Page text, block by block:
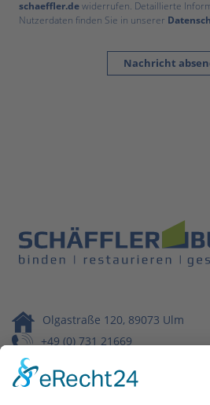
schaeffler.dewiderrufen. Detaillierte
Nutzerdaten finden Sie in unserer
Nachricht
Olgastraße 120, 89073 Ulm
+49 (0) 731 21669